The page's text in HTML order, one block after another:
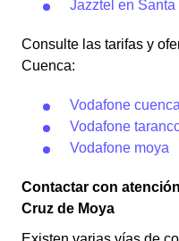
Jazztel en
Consulte las tarifas y
Cuenca:
Vodafone cuenca
Vodafone
Vodafone moya
Contactar con
Cruz de Moya